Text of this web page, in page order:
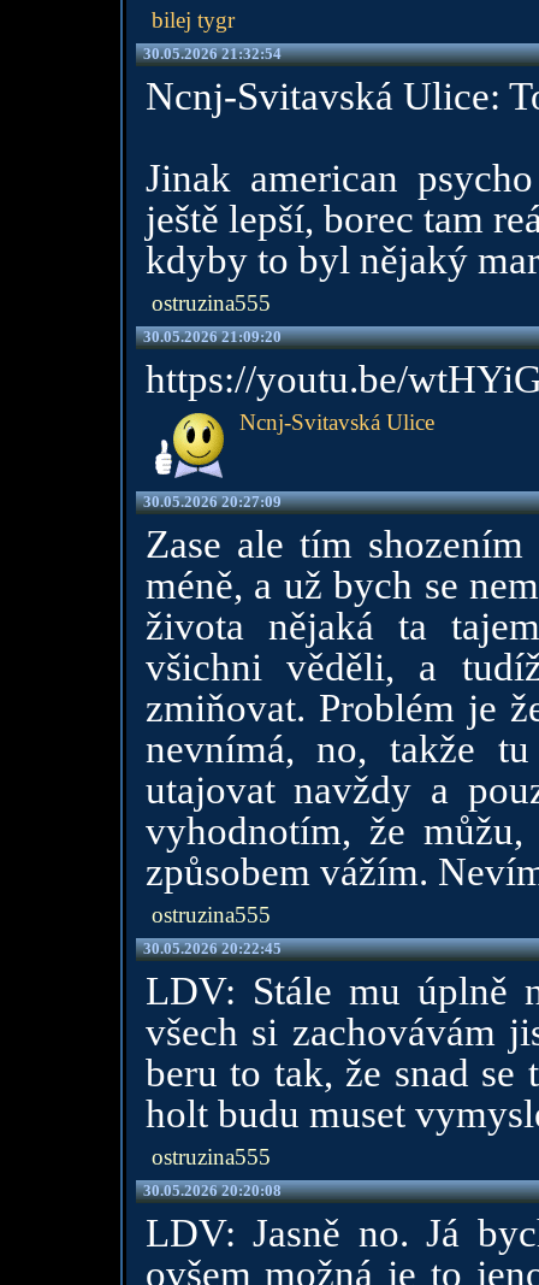
bilej tygr
30.05.2026 21:32:54
Ncnj-Svitavská Ulice:
Jinak american
ještě lepší, borec tam
kdyby to byl nějaký
ostruzina555
30.05.2026 21:09:20
https://youtu.be/
Ncnj-Svitavská Ulice
30.05.2026 20:27:09
Zase ale tím
méně, a už bych se
života nějaká ta
všichni věděli, a
zmiňovat. Problém je
nevnímá, no, takže
utajovat navždy a
vyhodnotím, že
způsobem vážím.
ostruzina555
30.05.2026 20:22:45
LDV: Stále mu úplně
všech si zachovávám
beru to tak, že snad
holt budu muset
ostruzina555
30.05.2026 20:20:08
LDV: Jasně no. Já
ovšem možná je to